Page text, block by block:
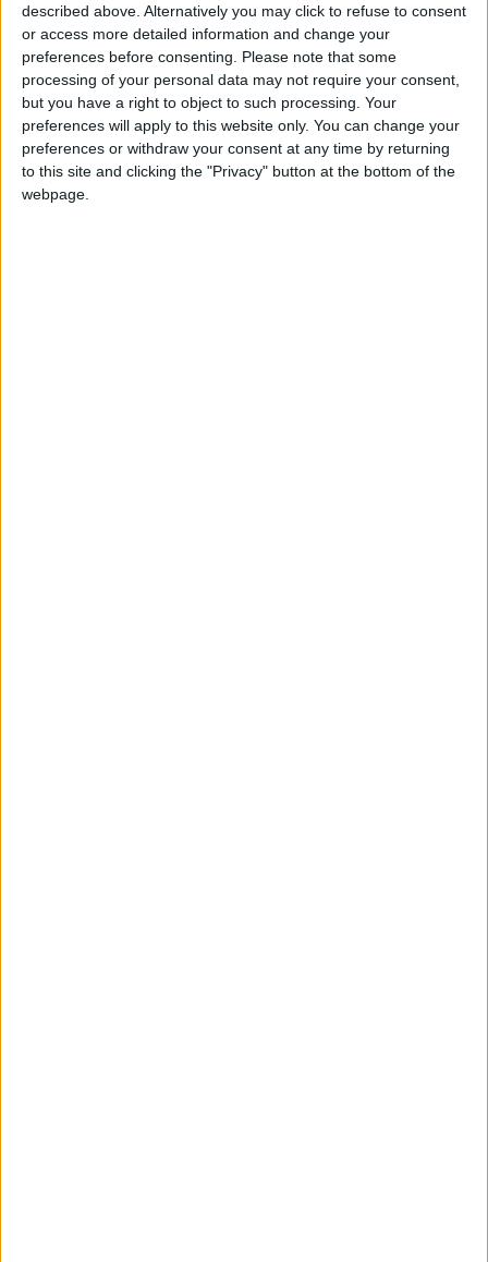
described above. Alternatively you may click to refuse to consent
or access more detailed information and change your
preferences before consenting.
Please note that some
processing of your personal data may not require your consent,
but you have a right to object to such processing. Your
preferences will apply to this website only. You can change your
preferences or withdraw your consent at any time by returning
to this site and clicking the "Privacy" button at the bottom of the
webpage.
Un anno prima era già stata Monaco, in Baviera,
con l’università, fermandosi due mesi per
imparare la lingua a scuola e lavorando come
fanno gli studenti, tra camerieri di hotel e bar.
Cosa ti spingeva lontano da Napoli, non al Nord